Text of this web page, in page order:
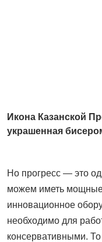
Икона Казанской
украшенная
Но прогресс — это
можем иметь
инновационное
необходимо для
консервативными.